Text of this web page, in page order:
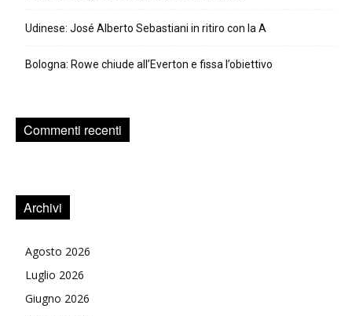
Udinese: José Alberto Sebastiani in ritiro con la A
Bologna: Rowe chiude all’Everton e fissa l’obiettivo
Commenti recenti
Archivi
Agosto 2026
Luglio 2026
Giugno 2026